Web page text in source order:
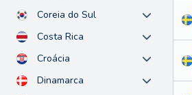
Coreia do Sul
Costa Rica
Croácia
Dinamarca